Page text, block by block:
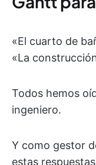
«El cuarto de
«La
Todos hemos
ingeniero.
Y como gestor
estas